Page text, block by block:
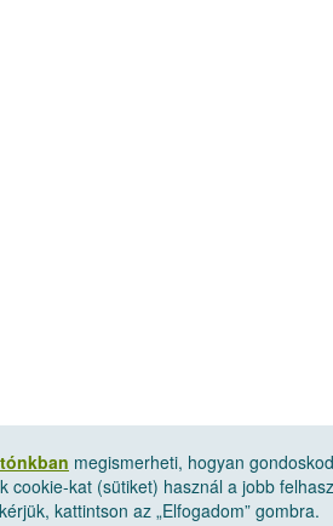
megismerheti, hogyan
cookie-kat (sütiket) használ a jobb
kattintson az „Elfogadom” gombra.